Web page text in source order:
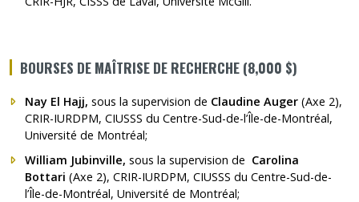
BOURSES DE MAÎTRISE DE RECHERCHE (8,000 $)
Nay El Hajj, sous la supervision de Claudine Auger (Axe 2),
CRIR-IURDPM, CIUSSS du Centre-Sud-de-l’Île-de-Montréal,
Université de Montréal;
William Jubinville, sous la supervision de Carolina
Bottari (Axe 2), CRIR-IURDPM, CIUSSS du Centre-Sud-de-
l’Île-de-Montréal, Université de Montréal;